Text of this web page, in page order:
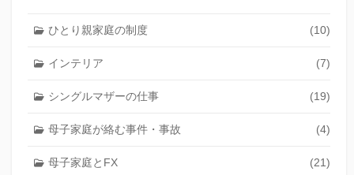
ひとり親家庭の制度 (10)
インテリア (7)
シングルマザーの仕事 (19)
母子家庭が絡む事件・事故 (4)
母子家庭とFX (21)